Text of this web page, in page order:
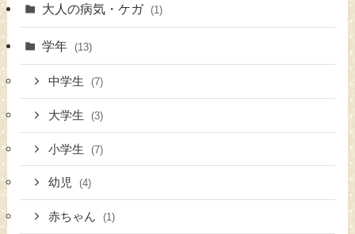
大人の病気・ケガ (1)
学年 (13)
中学生 (7)
大学生 (3)
小学生 (7)
幼児 (4)
赤ちゃん (1)